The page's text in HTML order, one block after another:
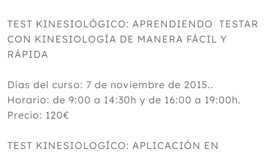
TEST KINESIOLÓGICO: APRENDIENDO TESTAR
CON KINESIOLOGÍA DE MANERA FÁCIL Y
RÁPIDA
Días del curso: 7 de noviembre de 2015..
Horario: de 9:00 a 14:30h y de 16:00 a 19:00h.
Precio: 120€
TEST KINESIOLOGÍCO: APLICACIÓN EN